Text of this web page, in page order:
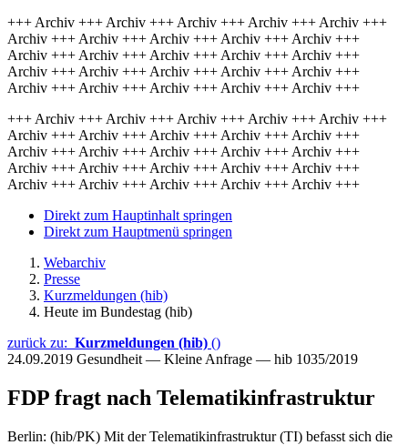
+++ Archiv +++ Archiv +++ Archiv +++ Archiv +++ Archiv +++
Archiv +++ Archiv +++ Archiv +++ Archiv +++ Archiv +++
Archiv +++ Archiv +++ Archiv +++ Archiv +++ Archiv +++
Archiv +++ Archiv +++ Archiv +++ Archiv +++ Archiv +++
Archiv +++ Archiv +++ Archiv +++ Archiv +++ Archiv +++
+++ Archiv +++ Archiv +++ Archiv +++ Archiv +++ Archiv +++
Archiv +++ Archiv +++ Archiv +++ Archiv +++ Archiv +++
Archiv +++ Archiv +++ Archiv +++ Archiv +++ Archiv +++
Archiv +++ Archiv +++ Archiv +++ Archiv +++ Archiv +++
Archiv +++ Archiv +++ Archiv +++ Archiv +++ Archiv +++
Direkt zum Hauptinhalt springen
Direkt zum Hauptmenü springen
Webarchiv
Presse
Kurzmeldungen (hib)
Heute im Bundestag (hib)
zurück zu: Kurzmeldungen (hib) ()
24.09.2019 Gesundheit — Kleine Anfrage — hib 1035/2019
FDP fragt nach Telematikinfrastruktur
Berlin: (hib/PK) Mit der Telematikinfrastruktur (TI) befasst sich die